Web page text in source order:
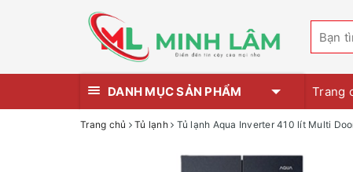
DANH MỤC SẢN PHẨM Trang
Trang chủ Tủ lạnh Tủ lạnh Aqua Inverter 410 lít Multi